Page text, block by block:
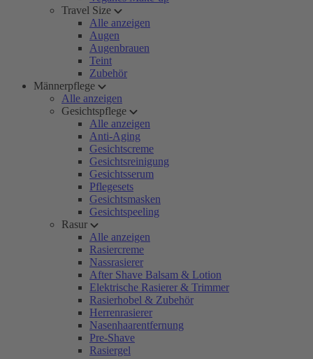
Travel Size
Alle anzeigen
Augen
Augenbrauen
Teint
Zubehör
Männerpflege
Alle anzeigen
Gesichtspflege
Alle anzeigen
Anti-Aging
Gesichtscreme
Gesichtsreinigung
Gesichtsserum
Pflegesets
Gesichtsmasken
Gesichtspeeling
Rasur
Alle anzeigen
Rasiercreme
Nassrasierer
After Shave Balsam & Lotion
Elektrische Rasierer & Trimmer
Rasierhobel & Zubehör
Herrenrasierer
Nasenhaarentfernung
Pre-Shave
Rasiergel